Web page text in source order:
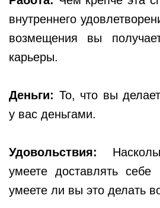
внутреннего
возмещения вы
карьеры.
Деньги: То, что вы
у вас деньгами.
Удовольствия:
умеете доставлять
умеете ли вы это делать